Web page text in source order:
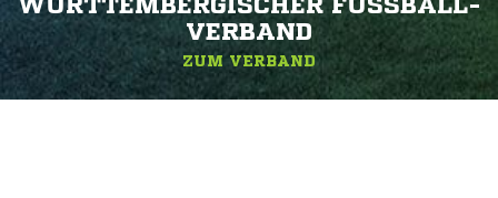
WÜRTTEMBERGISCHER FUSSBALL-V
ERBAND
ZUM VERBAND